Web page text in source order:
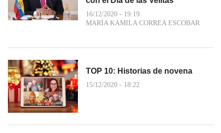
16/12/2020 - 19:19
MARÍA KAMILA CORREA ESCOBAR
TOP 10: Historias de novena
15/12/2020 - 18:22